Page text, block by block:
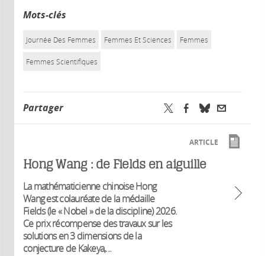
Mots-clés
Journée Des Femmes Femmes Et Sciences Femmes
Femmes Scientifiques
Partager
ARTICLE
Hong Wang : de Fields en aiguille
La mathématicienne chinoise Hong
Wang est colauréate de la médaille
Fields (le « Nobel » de la discipline) 2026.
Ce prix récompense des travaux sur les
solutions en 3 dimensions de la
conjecture de Kakeya,...